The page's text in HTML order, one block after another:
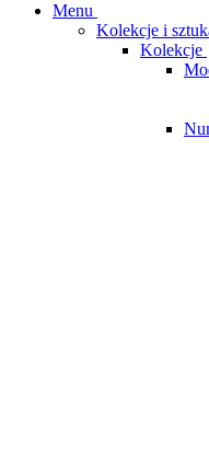
Menu
Kolekcje i
Kolekcje